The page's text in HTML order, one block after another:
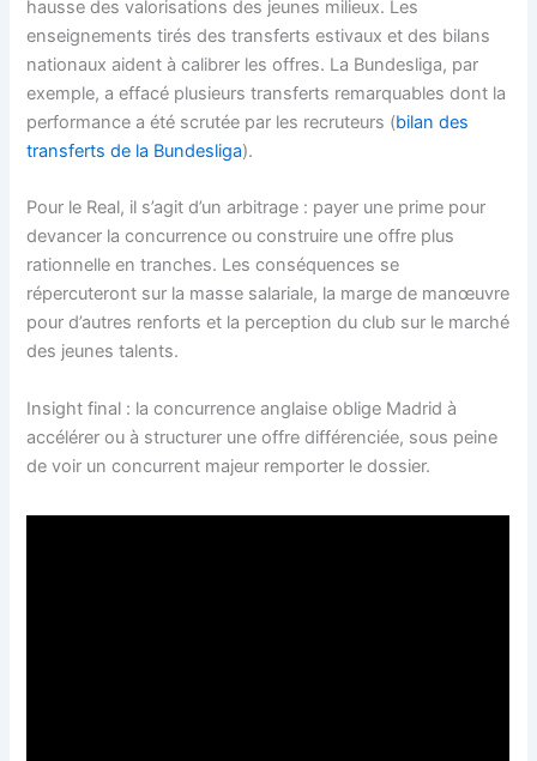
hausse des valorisations des jeunes milieux. Les
enseignements tirés des transferts estivaux et des bilans
nationaux aident à calibrer les offres. La Bundesliga, par
exemple, a effacé plusieurs transferts remarquables dont la
performance a été scrutée par les recruteurs (bilan des
transferts de la Bundesliga).
Pour le Real, il s’agit d’un arbitrage : payer une prime pour
devancer la concurrence ou construire une offre plus
rationnelle en tranches. Les conséquences se
répercuteront sur la masse salariale, la marge de manœuvre
pour d’autres renforts et la perception du club sur le marché
des jeunes talents.
Insight final : la concurrence anglaise oblige Madrid à
accélérer ou à structurer une offre différenciée, sous peine
de voir un concurrent majeur remporter le dossier.